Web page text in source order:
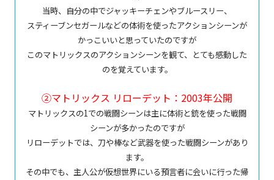
当時、自分の中でジャッキーチェンやブルースリー、
スティーブンセガールなどの体術を使ったアクションシーンが
かっこいいと思っていたのですが
このマトリックスのアクションシーンを観て、とても感動した
のを覚えています。
②マトリックス リローデット：2003年公開
マトリックスの1での戦闘シーンは主に体術と銃を使った戦闘
シーンが多かったのですが
リローデットでは、刀や棒など武器を使った戦闘シーンがあり
ます。
その中でも、主人公が仮想世界にいる預言者に会いに行った帰